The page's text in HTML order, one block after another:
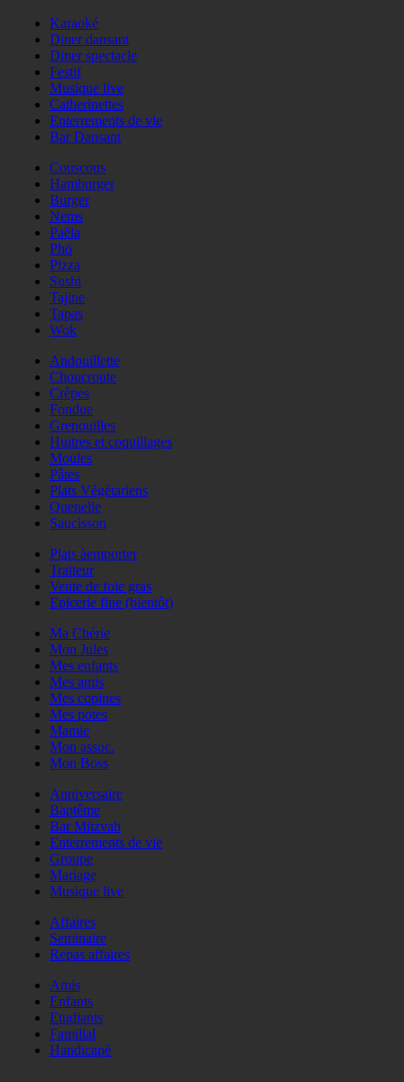
Karaoké
Diner dansant
Diner spectacle
Festif
Musique live
Catherinettes
Enterrements de vie
Bar Dansant
Couscous
Hamburger
Burger
Nems
Paëla
Phö
Pizza
Sushi
Tajine
Tapas
Wok
Andouillette
Choucroute
Crêpes
Fondue
Grenouilles
Huitres et coquillages
Moules
Pâtes
Plats Végétariens
Quenelle
Saucisson
Plats àemporter
Traiteur
Vente de foie gras
Epicerie fine (bientôt)
Ma Chérie
Mon Jules
Mes enfants
Mes amis
Mes copines
Mes potes
Mamie
Mon assoc.
Mon Boss
Anniversaire
Baptême
Bar Mitzvah
Enterrements de vie
Groupe
Mariage
Musique live
Affaires
Seminaire
Repas affaires
Amis
Enfants
Etudiants
Familial
Handicapé